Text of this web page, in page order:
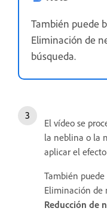
También puede
Eliminación de
búsqueda.
El vídeo se
la neblina o la
aplicar el
También
Eliminación de
Reducción de